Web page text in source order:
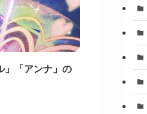
」「アンナ」の